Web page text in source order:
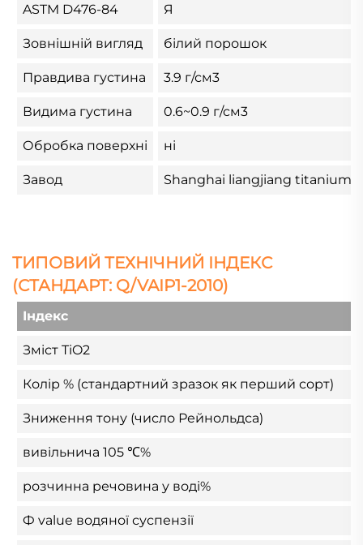
ASTM D476-84 Я
Зовнішній вигляд білий порошок
Правдива густина 3.9 г/см3
Видима густина 0.6~0.9 г/см3
Обробка поверхні ні
Завод Shanghai liangjiang titanium
ТИПОВИЙ ТЕХНІЧНИЙ ІНДЕКС
(СТАНДАРТ: Q/VAIP1-2010)
Індекс
Зміст TiO2
Колір % (стандартний зразок як перший сорт)
Зниження тону (число Рейнольдса)
вивільнича 105 ℃%
розчинна речовина у воді%
Ф value водяної суспензії